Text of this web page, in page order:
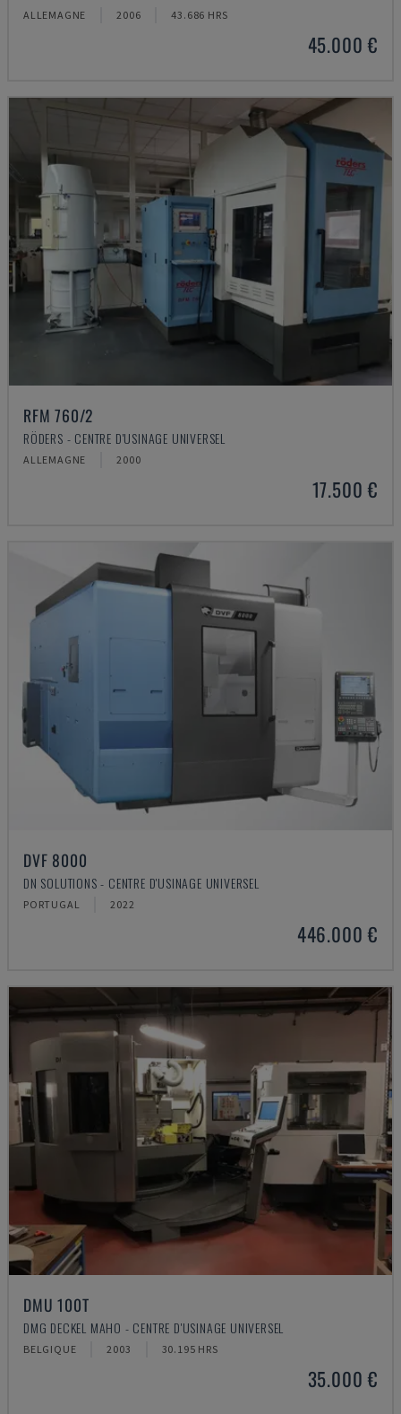
ALLEMAGNE 2006 43.686 HRS
45.000 €
RFM 760/2
RÖDERS - CENTRE D'USINAGE UNIVERSEL
ALLEMAGNE 2000
17.500 €
DVF 8000
DN SOLUTIONS - CENTRE D'USINAGE UNIVERSEL
PORTUGAL 2022
446.000 €
DMU 100T
DMG DECKEL MAHO - CENTRE D'USINAGE UNIVERSEL
BELGIQUE 2003 30.195 HRS
35.000 €